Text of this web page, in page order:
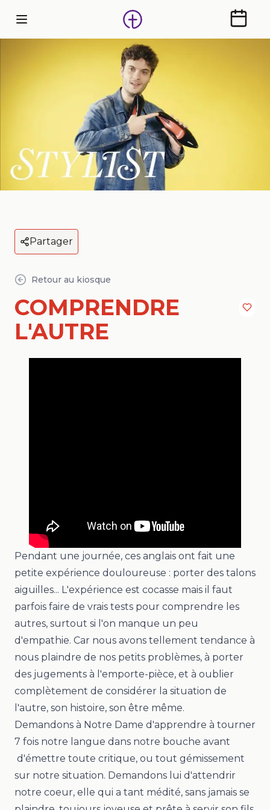
Partager
Retour au kiosque
COMPRENDRE
L'AUTRE
Pendant une journée, ces anglais ont fait une
petite expérience douloureuse : porter des talons
aiguilles... L'expérience est cocasse mais il faut
parfois faire de vrais tests pour comprendre les
autres, surtout si l'on manque un peu
d'empathie. Car nous avons tellement tendance à
nous plaindre de nos petits problèmes, à porter
des jugements à l'emporte-pièce, et à oublier
complètement de considérer la situation de
l'autre, son histoire, son être même.
Demandons à Notre Dame d'apprendre à tourner
7 fois notre langue dans notre bouche avant
d'émettre toute critique, ou tout gémissement
sur notre situation. Demandons lui d'attendrir
notre coeur, elle qui a tant médité, sans jamais se